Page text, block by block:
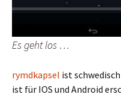
Es geht los …
rymdkapsel ist
ist für IOS und Android